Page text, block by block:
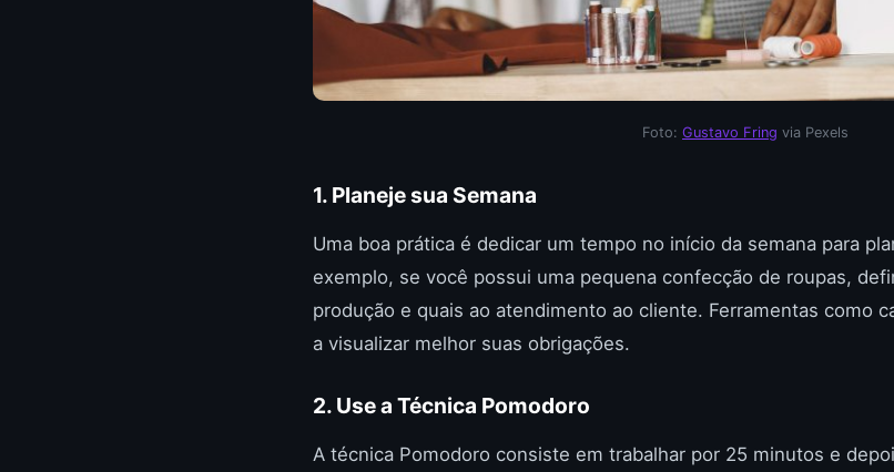
Foto: Gustavo Fring via Pexels
1. Planeje sua Semana
Uma boa prática é dedicar um tempo no início da semana para
exemplo, se você possui uma pequena confecção de roupas,
produção e quais ao atendimento ao cliente. Ferramentas como
a visualizar melhor suas obrigações.
2. Use a Técnica Pomodoro
A técnica Pomodoro consiste em trabalhar por 25 minutos e